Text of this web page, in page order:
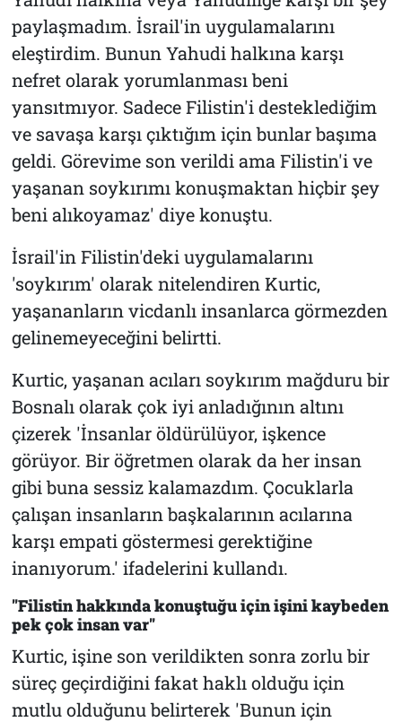
paylaşmadım. İsrail'in uygulamalarını
eleştirdim. Bunun Yahudi halkına karşı
nefret olarak yorumlanması beni
yansıtmıyor. Sadece Filistin'i desteklediğim
ve savaşa karşı çıktığım için bunlar başıma
geldi. Görevime son verildi ama Filistin'i ve
yaşanan soykırımı konuşmaktan hiçbir şey
beni alıkoyamaz' diye konuştu.
İsrail'in Filistin'deki uygulamalarını
'soykırım' olarak nitelendiren Kurtic,
yaşananların vicdanlı insanlarca görmezden
gelinemeyeceğini belirtti.
Kurtic, yaşanan acıları soykırım mağduru bir
Bosnalı olarak çok iyi anladığının altını
çizerek 'İnsanlar öldürülüyor, işkence
görüyor. Bir öğretmen olarak da her insan
gibi buna sessiz kalamazdım. Çocuklarla
çalışan insanların başkalarının acılarına
karşı empati göstermesi gerektiğine
inanıyorum.' ifadelerini kullandı.
"Filistin hakkında konuştuğu için işini kaybeden
pek çok insan var"
Kurtic, işine son verildikten sonra zorlu bir
süreç geçirdiğini fakat haklı olduğu için
mutlu olduğunu belirterek 'Bunun için